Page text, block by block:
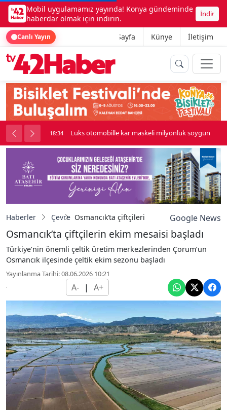
Mobil uygulamamız yayında! Konya gündeminde
haberdar olmak için indirin.
İndir
Canlı Yayın Ana Sayfa Künye İletişim
kavga çıktı 18:34 Lüks otomobille kar maskeli milyonluk soygun
Haberler Çevre Osmancık’ta çiftçilerin ekim mesaisi başladı
Google News
Osmancık’ta çiftçilerin ekim mesaisi başladı
Türkiye’nin önemli çeltik üretim merkezlerinden Çorum’un
Osmancık ilçesinde çeltik ekim sezonu başladı
Yayınlanma Tarihi: 08.06.2026 10:21
A- | A+